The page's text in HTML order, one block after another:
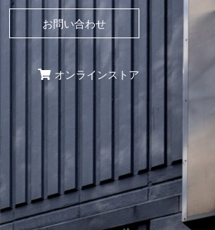
オンラインストア
お問い合わせ